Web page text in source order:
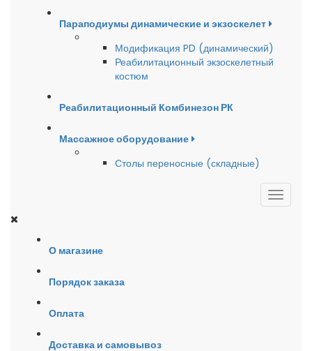
Параподиумы динамические и экзоскелет
Модификация PD (динамический)
Реабилитационный экзоскелетный
костюм
Реабилитационный Комбинезон РК
Массажное оборудование
Столы переносные (складные)
О магазине
Порядок заказа
Оплата
Доставка и самовывоз